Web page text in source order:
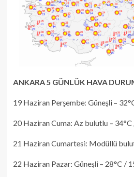
ANKARA 5 GÜNLÜK HAVA
19 Haziran Perşembe: Güneşli –
20 Haziran Cuma: Az bulutlu – 34°C
21 Haziran Cumartesi: Modüllü
22 Haziran Pazar: Güneşli – 28°C /